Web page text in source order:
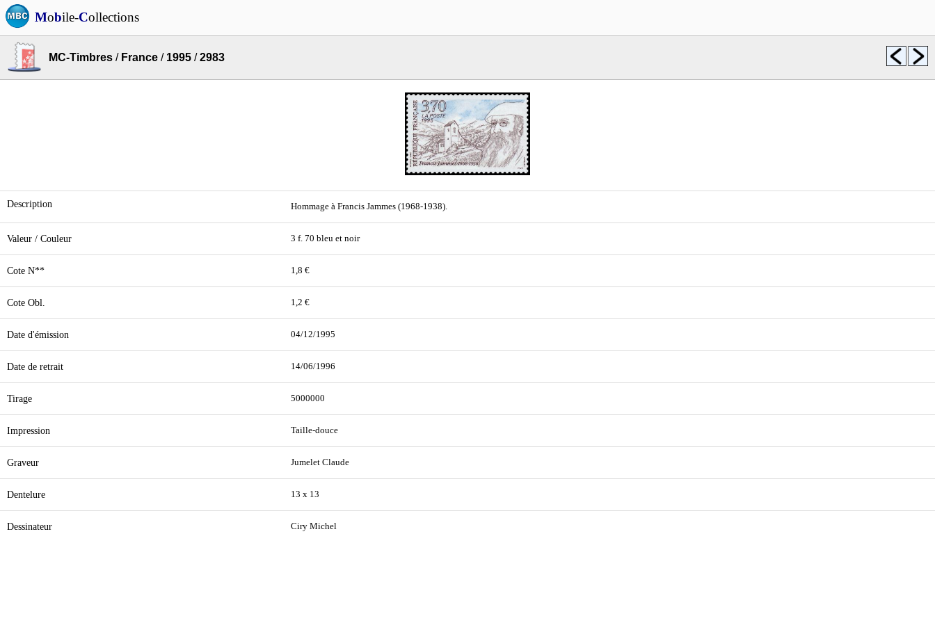
Mobile-Collections
MC-Timbres / France / 1995 /2983
Description Hommage à Francis Jammes (1968-1938).
Valeur / Couleur 3 f. 70 bleu et noir
Cote N** 1,8 €
Cote Obl. 1,2 €
Date d'émission 04/12/1995
Date de retrait 14/06/1996
Tirage 5000000
Impression Taille-douce
Graveur Jumelet Claude
Dentelure 13 x 13
Dessinateur Ciry Michel